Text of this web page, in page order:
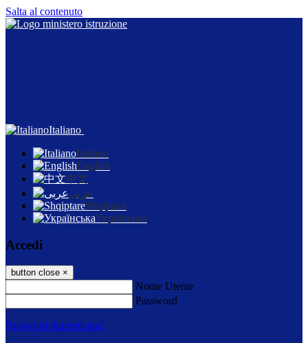
Salta al contenuto
Italiano
Italiano
English
中文
عربى
Shqiptare
Українська
Accedi
button close ×
Nome Utente
Password
Password dimenticata?